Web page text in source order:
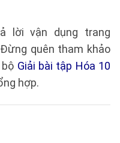
lời vận dụng trang
Đừng quên tham khảo
Giải bài tập Hóa 10
hợp.